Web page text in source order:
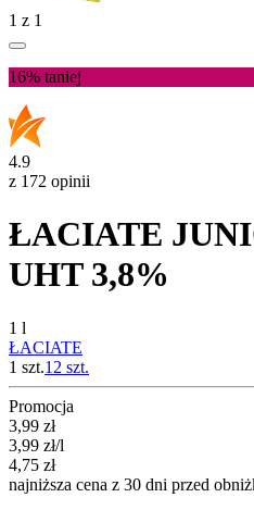
1 z 1
16% taniej
4.9
z 172 opinii
ŁACIATE
UHT 3,8%
1 l
ŁACIATE
1 szt.12 szt.
Promocja
Cena promocyjna
3,99 zł
3,99 zł/l
4,75 zł
najniższa cena z 30 dni przed